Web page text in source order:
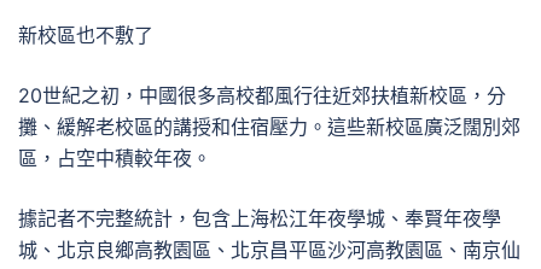
新校區也不敷了
20世紀之初，中國很多高校都風行往近郊扶植新校區，分
攤、緩解老校區的講授和住宿壓力。這些新校區廣泛闊別郊
區，占空中積較年夜。
據記者不完整統計，包含上海松江年夜學城、奉賢年夜學
城、北京良鄉高教園區、北京昌平區沙河高教園區、南京仙